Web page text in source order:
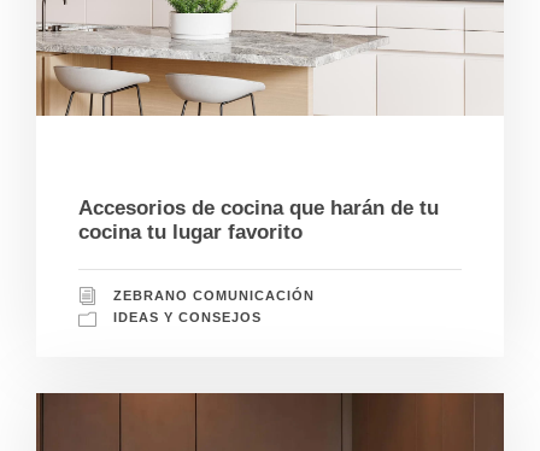
Accesorios de cocina que harán de tu
cocina tu lugar favorito
ZEBRANO COMUNICACIÓN
IDEAS Y CONSEJOS